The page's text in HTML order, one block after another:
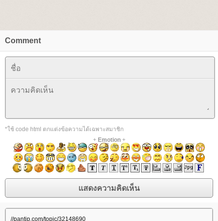
Comment
*ใช้ code html ตกแต่งข้อความได้เฉพาะสมาชิก
+ Emotion+
//pantip.com/topic/32148690